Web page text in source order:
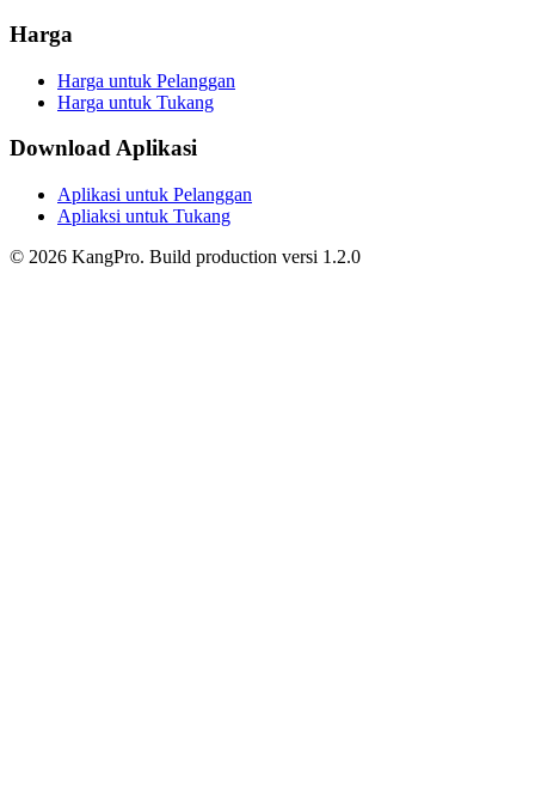
Harga
Harga untuk Pelanggan
Harga untuk Tukang
Download Aplikasi
Aplikasi untuk Pelanggan
Apliaksi untuk Tukang
© 2026 KangPro. Build production versi 1.2.0